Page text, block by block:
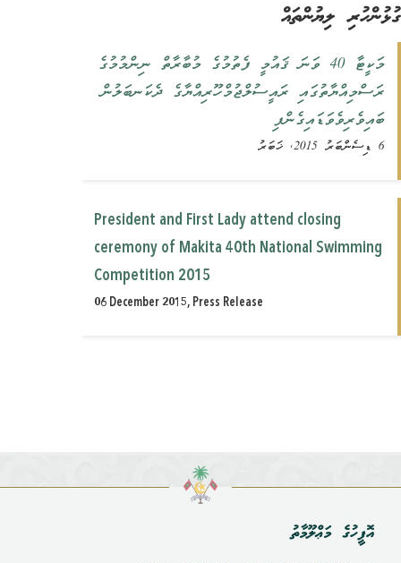
ލިޔުންތައް
މަކީޓާ 40 ވަނަ ޤައުމީ ފެތުމުގެ މުބާރާތް ނިންމުމުގެ
ރަސްމިއްޔާތުގައި ރައީސުލްޖުމްހޫރިއްޔާގެ ދެކަނބަލުން
ބައިވެރިވެވަޑައިގެންފި
President and First Lady attend closing
ceremony of Makita 40th National Swimming
Competition 2015
06 December 2015, Press Release
އޮފީހުގެ މަޢްލޫމާތު